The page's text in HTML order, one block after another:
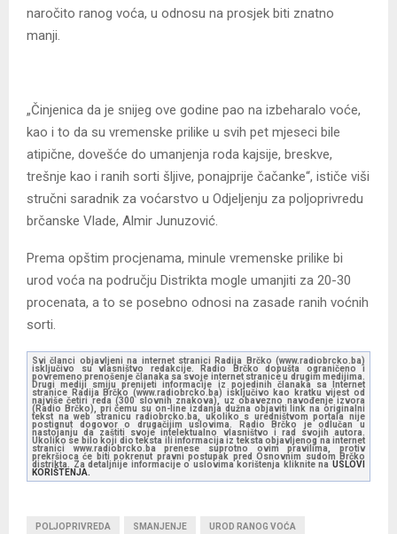
naročito ranog voća, u odnosu na prosjek biti znatno
manji.
„Činjenica da je snijeg ove godine pao na izbeharalo voće,
kao i to da su vremenske prilike u svih pet mjeseci bile
atipične, dovešće do umanjenja roda kajsije, breskve,
trešnje kao i ranih sorti šljive, ponajprije čačanke“, ističe viši
stručni saradnik za voćarstvo u Odjeljenju za poljoprivredu
brčanske Vlade, Almir Junuzović.
Prema opštim procjenama, minule vremenske prilike bi
urod voća na području Distrikta mogle umanjiti za 20-30
procenata, a to se posebno odnosi na zasade ranih voćnih
sorti.
Svi članci objavljeni na internet stranici Radija Brčko (www.radiobrcko.ba)
isključivo su vlasništvo redakcije. Radio Brčko dopušta ograničeno i
povremeno prenošenje članaka sa svoje internet stranice u drugim medijima.
Drugi mediji smiju prenijeti informacije iz pojedinih članaka sa Internet
stranice Radija Brčko (www.radiobrcko.ba) isključivo kao kratku vijest od
najviše četiri reda (300 slovnih znakova), uz obavezno navođenje izvora
(Radio Brčko), pri čemu su on-line izdanja dužna objaviti link na originalni
tekst na web stranicu radiobrcko.ba, ukoliko s uredništvom portala nije
postignut dogovor o drugačijim uslovima. Radio Brčko je odlučan u
nastojanju da zaštiti svoje intelektualno vlasništvo i rad svojih autora.
Ukoliko se bilo koji dio teksta ili informacija iz teksta objavljenog na internet
stranici www.radiobrcko.ba prenese suprotno ovim pravilima, protiv
prekršioca će biti pokrenut pravni postupak pred Osnovnim sudom Brčko
distrikta. Za detaljnije informacije o uslovima korištenja kliknite na USLOVI
KORIŠTENJA.
POLJOPRIVREDA SMANJENJE UROD RANOG VOĆA